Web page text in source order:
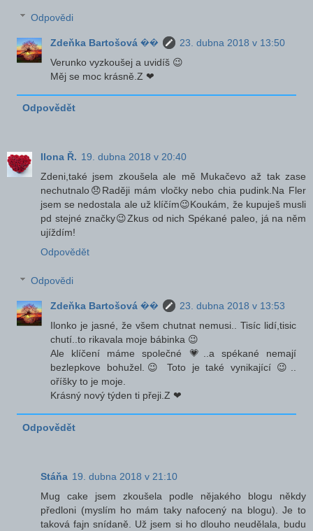
Odpovědi
Zdeňka Bartošová ��
23. dubna 2018 v 13:50
Verunko vyzkoušej a uvidíš 😉
Měj se moc krásně.Z ❤
Odpovědět
Ilona Ř. 19. dubna 2018 v 20:40
Zdeni,také jsem zkoušela ale mě Mukačevo až tak zase
nechutnalo😞Raději mám vločky nebo chia pudink.Na Fler
jsem se nedostala ale už klíčím😉Koukám, že kupuješ musli
pd stejné značky😉Zkus od nich Spékané paleo, já na něm
ujíždím!
Odpovědět
Odpovědi
Zdeňka Bartošová ��
23. dubna 2018 v 13:53
Ilonko je jasné, že všem chutnat nemusi.. Tisíc lidí,tisic
chutí..to rikavala moje bábinka 😉
Ale klíčení máme společné 💗..a spékané nemají
bezlepkove bohužel.😉 Toto je také vynikající 😉..
oříšky to je moje.
Krásný nový týden ti přeji.Z ❤
Odpovědět
Stáňa 19. dubna 2018 v 21:10
Mug cake jsem zkoušela podle nějakého blogu někdy
předloni (myslím ho mám taky nafocený na blogu). Je to
taková fajn snídaně. Už jsem si ho dlouho neudělala, budu